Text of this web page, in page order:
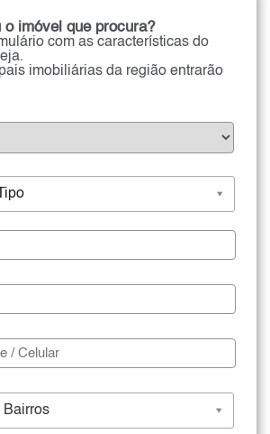
o imóvel que procura?
com as características do
imobiliárias da região entrarão
Bairros